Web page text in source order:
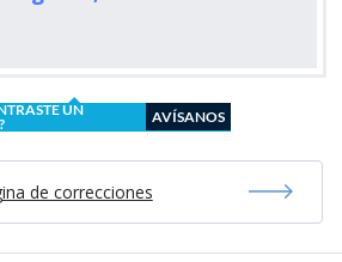
UN
AVÍSANOS
de correcciones